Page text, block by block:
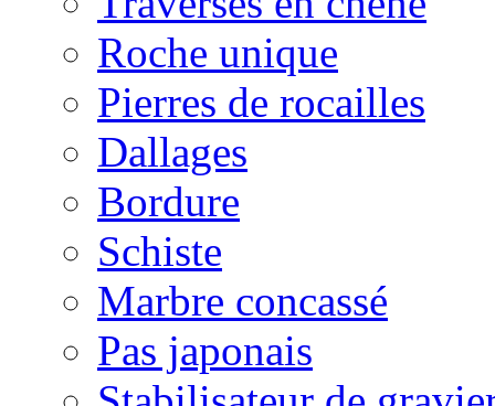
Roche unique
Pierres de rocailles
Dallages
Bordure
Schiste
Marbre concassé
Pas japonais